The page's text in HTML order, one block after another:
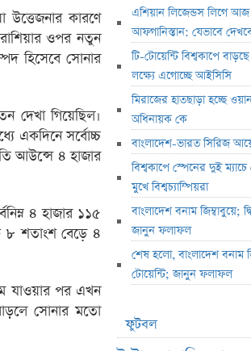
কারণে
ওপর নতুন
হিসেবে সোনার
দেখা গিয়েছিল।
একদিনে সর্বোচ্চ
আউন্সে ৪ হাজার
৪ হাজার ১১৫
৮ শতাংশ বেড়ে ৪
যাওয়ার পর এখন
সোনার মতো
এশিয়ান লিজেন্ডস লিগে
আফগানিস্তান: যেভাবে
টি-টোয়েন্টি বিশ্বকাপে
লক্ষ্যে এগোচ্ছে আইসিসি
মিরাজের হাতছাড়া হচ্ছে
অধিনায়ক কে
বাংলাদেশ-ভারত সিরিজ
বিশ্বকাপে স্পেনের দুই
মুখে বিশ্বচ্যাম্পিয়রা
বাংলাদেশ বনাম জিম্বাবুয়ে;
জানুন ফলাফল
শেষ হলো, বাংলাদেশ বনাম
টোয়েন্টি; জানুন ফলাফল
ফুটবল